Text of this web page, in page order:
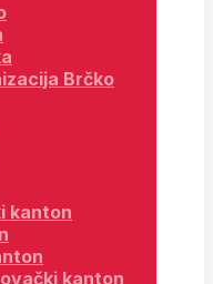
Brčko
kanton
kanton